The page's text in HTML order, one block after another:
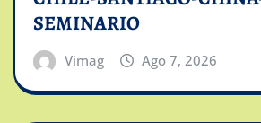
SEMINARIO
Vimag Ago 7, 2026